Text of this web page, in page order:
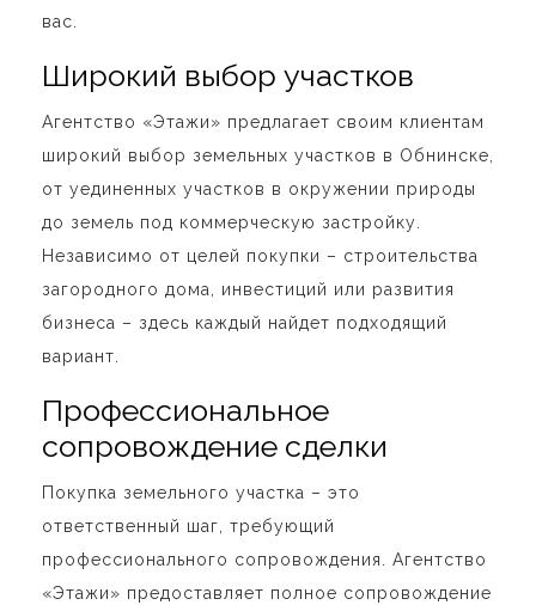
вас.
Широкий выбор участков
Агентство «Этажи» предлагает своим клиентам
широкий выбор земельных участков в Обнинске,
от уединенных участков в окружении природы
до земель под коммерческую застройку.
Независимо от целей покупки – строительства
загородного дома, инвестиций или развития
бизнеса – здесь каждый найдет подходящий
вариант.
Профессиональное
сопровождение сделки
Покупка земельного участка – это
ответственный шаг, требующий
профессионального сопровождения. Агентство
«Этажи» предоставляет полное сопровождение